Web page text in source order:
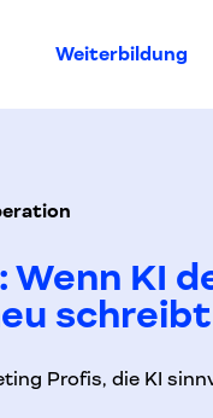
Weiterbildung
Wenn KI
schreibt
Profis, die KI